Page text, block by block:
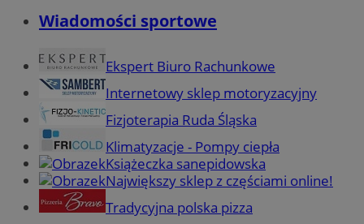
Wiadomości sportowe
Ekspert Biuro Rachunkowe
Internetowy sklep motoryzacyjny
Fizjoterapia Ruda Śląska
Klimatyzacje - Pompy ciepła
Książeczka sanepidowska
Największy sklep z częściami online!
Tradycyjna polska pizza